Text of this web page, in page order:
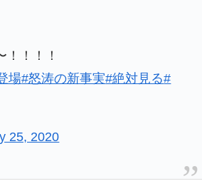
！！！
場#怒涛の新事実#絶対見る#
25, 2020